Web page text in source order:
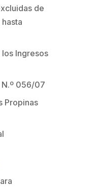
de
Ingresos
N.º 056/07
Propinas